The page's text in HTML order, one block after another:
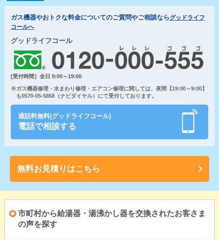
ガス機器やおトクな料金についてのご質問やご相談ならグッドライフ
コールへ
グッドライフコール
[受付時間］全日 9:00～19:00
※ガス機器修理・水まわり修理・エアコン修理に関しては、夜間【19:00～9:00】
も0570-05-5858（ナビダイヤル）にて受付しております。
通話料無料(グッドライフコール)
電話で相談する
無料お見積りはこちら
市町村から給湯器・湯沸かし器を交換されたお客さま
の声を探す